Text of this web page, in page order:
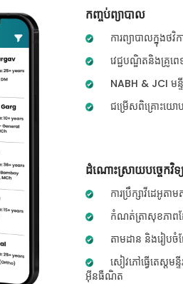
កញ្ចប់ព្យាបាល
ការព្យាបាលក្នុងថវិ
វេជ្ជបណ្ឌិតនិងគ្រូពេ
NABH & JCI មន្
ជម្រើសពិគ្រោះយោ
ដំណោះស្រាយបច្ចេកវិទ្
ការប្រឹក្សាវីដេអូតាម
កំណត់ត្រាសុខភាពដ
តាមដាន និងរៀបចំ
សៀវភៅធ្វើតេស្ត
អ៊ីនធឺណិត